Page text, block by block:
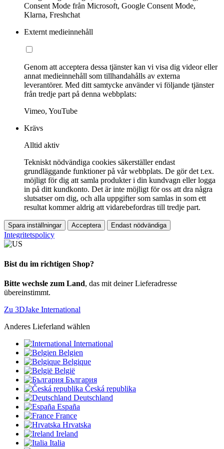
Consent Mode från Microsoft, Google Consent Mode,
Klarna, Freshchat
Externt medieinnehåll
Genom att acceptera dessa tjänster kan vi visa dig videor eller
annat medieinnehåll som tillhandahålls av externa
leverantörer. Med ditt samtycke använder vi följande tjänster
från tredje part på denna webbplats:
Vimeo, YouTube
Krävs
Alltid aktiv
Tekniskt nödvändiga cookies säkerställer endast
grundläggande funktioner på vår webbplats. De gör det t.ex.
möjligt för dig att samla produkter i din kundvagn eller logga
in på ditt kundkonto. Det är inte möjligt för oss att dra några
slutsatser om dig, och alla uppgifter som samlas in som ett
resultat kommer aldrig att vidarebefordras till tredje part.
Spara inställningar Acceptera Endast nödvändiga
Integritetspolicy
Bist du im richtigen Shop?
Bitte wechsle zum Land, das mit deiner Lieferadresse
übereinstimmt.
Zu 3DJake International
Anderes Lieferland wählen
International
Belgien
Belgique
België
България
Česká republika
Deutschland
España
France
Hrvatska
Ireland
Italia